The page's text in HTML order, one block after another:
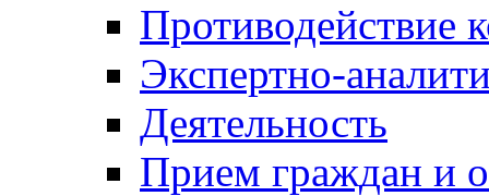
Противодействие
Экспертно-
Деятельность
Прием граждан и